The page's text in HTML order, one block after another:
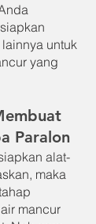
untuk
yang
Paralon
alat-
maka
mancur